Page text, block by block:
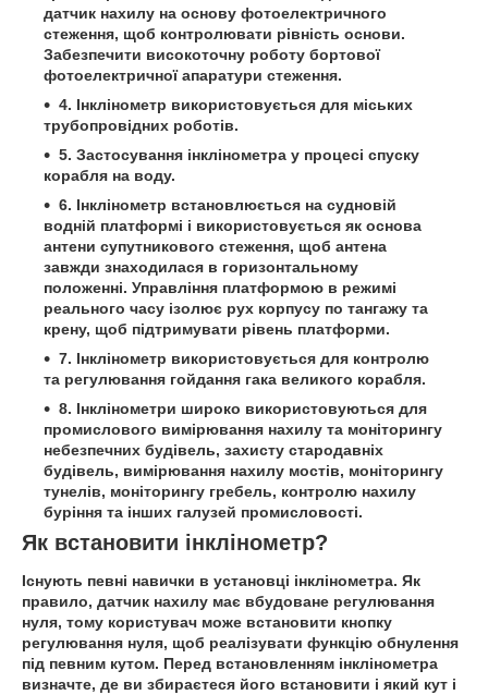
датчик нахилу на основу фотоелектричного
стеження, щоб контролювати рівність основи.
Забезпечити високоточну роботу бортової
фотоелектричної апаратури стеження.
4. Інклінометр використовується для міських
трубопровідних роботів.
5. Застосування інклінометра у процесі спуску
корабля на воду.
6. Інклінометр встановлюється на судновій
водній платформі і використовується як основа
антени супутникового стеження, щоб антена
завжди знаходилася в горизонтальному
положенні. Управління платформою в режимі
реального часу ізолює рух корпусу по тангажу та
крену, щоб підтримувати рівень платформи.
7. Інклінометр використовується для контролю
та регулювання гойдання гака великого корабля.
8. Інклінометри широко використовуються для
промислового вимірювання нахилу та моніторингу
небезпечних будівель, захисту стародавніх
будівель, вимірювання нахилу мостів, моніторингу
тунелів, моніторингу гребель, контролю нахилу
буріння та інших галузей промисловості.
Як встановити інклінометр?
Існують певні навички в установці інклінометра. Як
правило, датчик нахилу має вбудоване регулювання
нуля, тому користувач може встановити кнопку
регулювання нуля, щоб реалізувати функцію обнулення
під певним кутом. Перед встановленням інклінометра
визначте, де ви збираєтеся його встановити і який кут і